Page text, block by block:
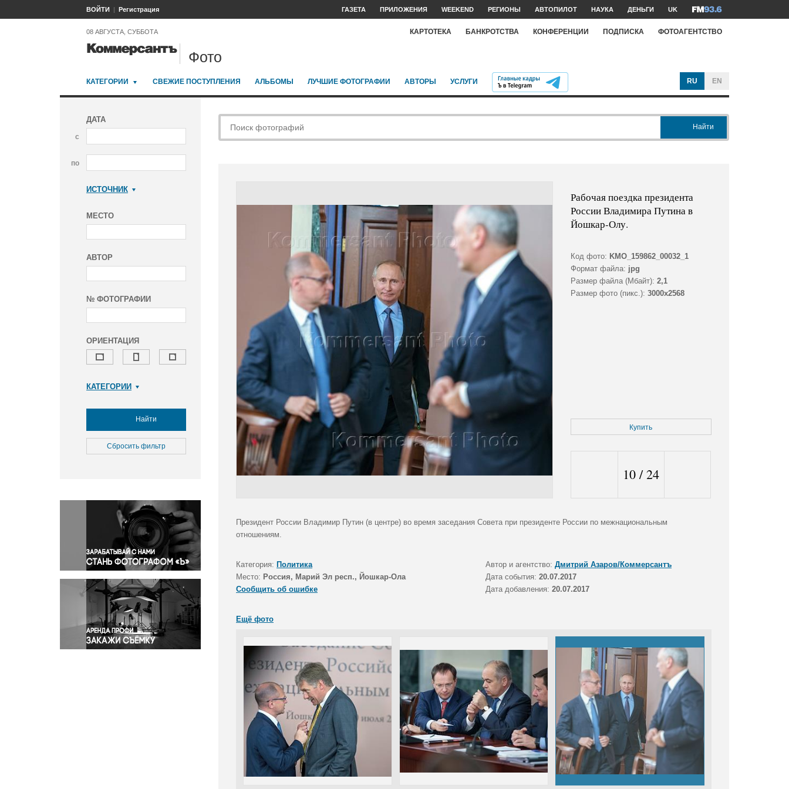
ВОЙТИ Регистрация ГАЗЕТА ПРИЛОЖЕНИЯ WEEKEND РЕГИОНЫ АВТОПИЛОТ НАУКА ДЕНЬГИ UK
08 АВГУСТА, СУББОТА КАРТОТЕКА БАНКРОТСТВА КОНФЕРЕНЦИИ ПОДПИСКА ФОТОАГЕНТСТВО
Фото
КАТЕГОРИИ СВЕЖИЕ ПОСТУПЛЕНИЯ АЛЬБОМЫ ЛУЧШИЕ ФОТОГРАФИИ АВТОРЫ УСЛУГИ RU EN
ДАТА
с
по
ИСТОЧНИК
МЕСТО
АВТОР
№ ФОТОГРАФИИ
ОРИЕНТАЦИЯ
КАТЕГОРИИ
Досуг, туризм и отдых
Культура
Медицина
Окружающая среда
Политика
Правосудие
Происшествия и конфликты
Религия
Светская жизнь
Спорт
Экология
Экономика и бизнес
Найти
Сбросить фильтр
Найти
Рабочая поездка президента
России Владимира Путина в
Йошкар-Олу.
Код фото: KMO_159862_00032_1
Формат файла: jpg
Размер файла (Мбайт): 2,1
Размер фото (пикс.): 3000x2568
Купить
10/24
Президент России Владимир Путин (в центре) во время заседания Совета при президенте России по межнациональным
отношениям.
Категория: Политика Автор и агентство: Дмитрий Азаров/Коммерсантъ
Место: Россия, Марий Эл респ., Йошкар-Ола Дата события: 20.07.2017
Сообщить об ошибке
Дата добавления: 20.07.2017
Ещё фото